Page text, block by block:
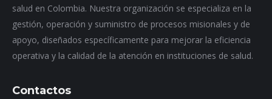
salud en Colombia. Nuestra organización se especializa en la
gestión, operación y suministro de procesos misionales y de
apoyo, diseñados específicamente para mejorar la eficiencia
operativa y la calidad de la atención en instituciones de salud.
Contactos